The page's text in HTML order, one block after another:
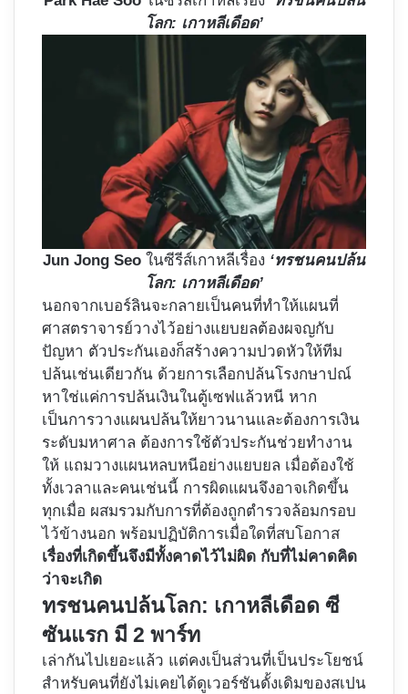
โลก: เกาหลีเดือด’
Jun Jong Seo ในซีรีส์เกาหลีเรื่อง ‘ทรชนคนปล้น
โลก: เกาหลีเดือด’
นอกจากเบอร์ลินจะกลายเป็นคนที่ทำให้แผนที่
ศาสตราจารย์วางไว้อย่างแยบยลต้องผจญกับ
ปัญหา ตัวประกันเองก็สร้างความปวดหัวให้ทีม
ปล้นเช่นเดียวกัน ด้วยการเลือกปล้นโรงกษาปณ์
หาใช่แค่การปล้นเงินในตู้เซฟแล้วหนี หาก
เป็นการวางแผนปล้นให้ยาวนานและต้องการเงิน
ระดับมหาศาล ต้องการใช้ตัวประกันช่วยทำงาน
ให้ แถมวางแผนหลบหนีอย่างแยบยล เมื่อต้องใช้
ทั้งเวลาและคนเช่นนี้ การผิดแผนจึงอาจเกิดขึ้น
ทุกเมื่อ ผสมรวมกับการที่ต้องถูกตำรวจล้อมกรอบ
ไว้ข้างนอก พร้อมปฏิบัติการเมื่อใดที่สบโอกาส
เรื่องที่เกิดขึ้นจึงมีทั้งคาดไว้ไม่ผิด กับที่ไม่คาดคิด
ว่าจะเกิด
ทรชนคนปล้นโลก: เกาหลีเดือด ซี
ซันแรก มี 2 พาร์ท
เล่ากันไปเยอะแล้ว แต่คงเป็นส่วนที่เป็นประโยชน์
สำหรับคนที่ยังไม่เคยได้ดูเวอร์ชันดั้งเดิมของสเปน